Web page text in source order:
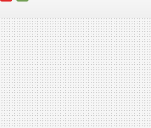
MAIL